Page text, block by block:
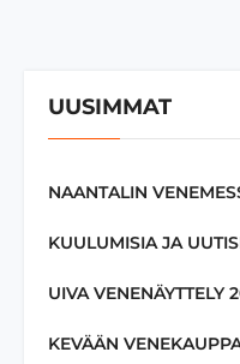
UUSIMMAT
NAANTALIN
KUULUMISIA JA
UIVA VENENÄYTTELY
KEVÄÄN